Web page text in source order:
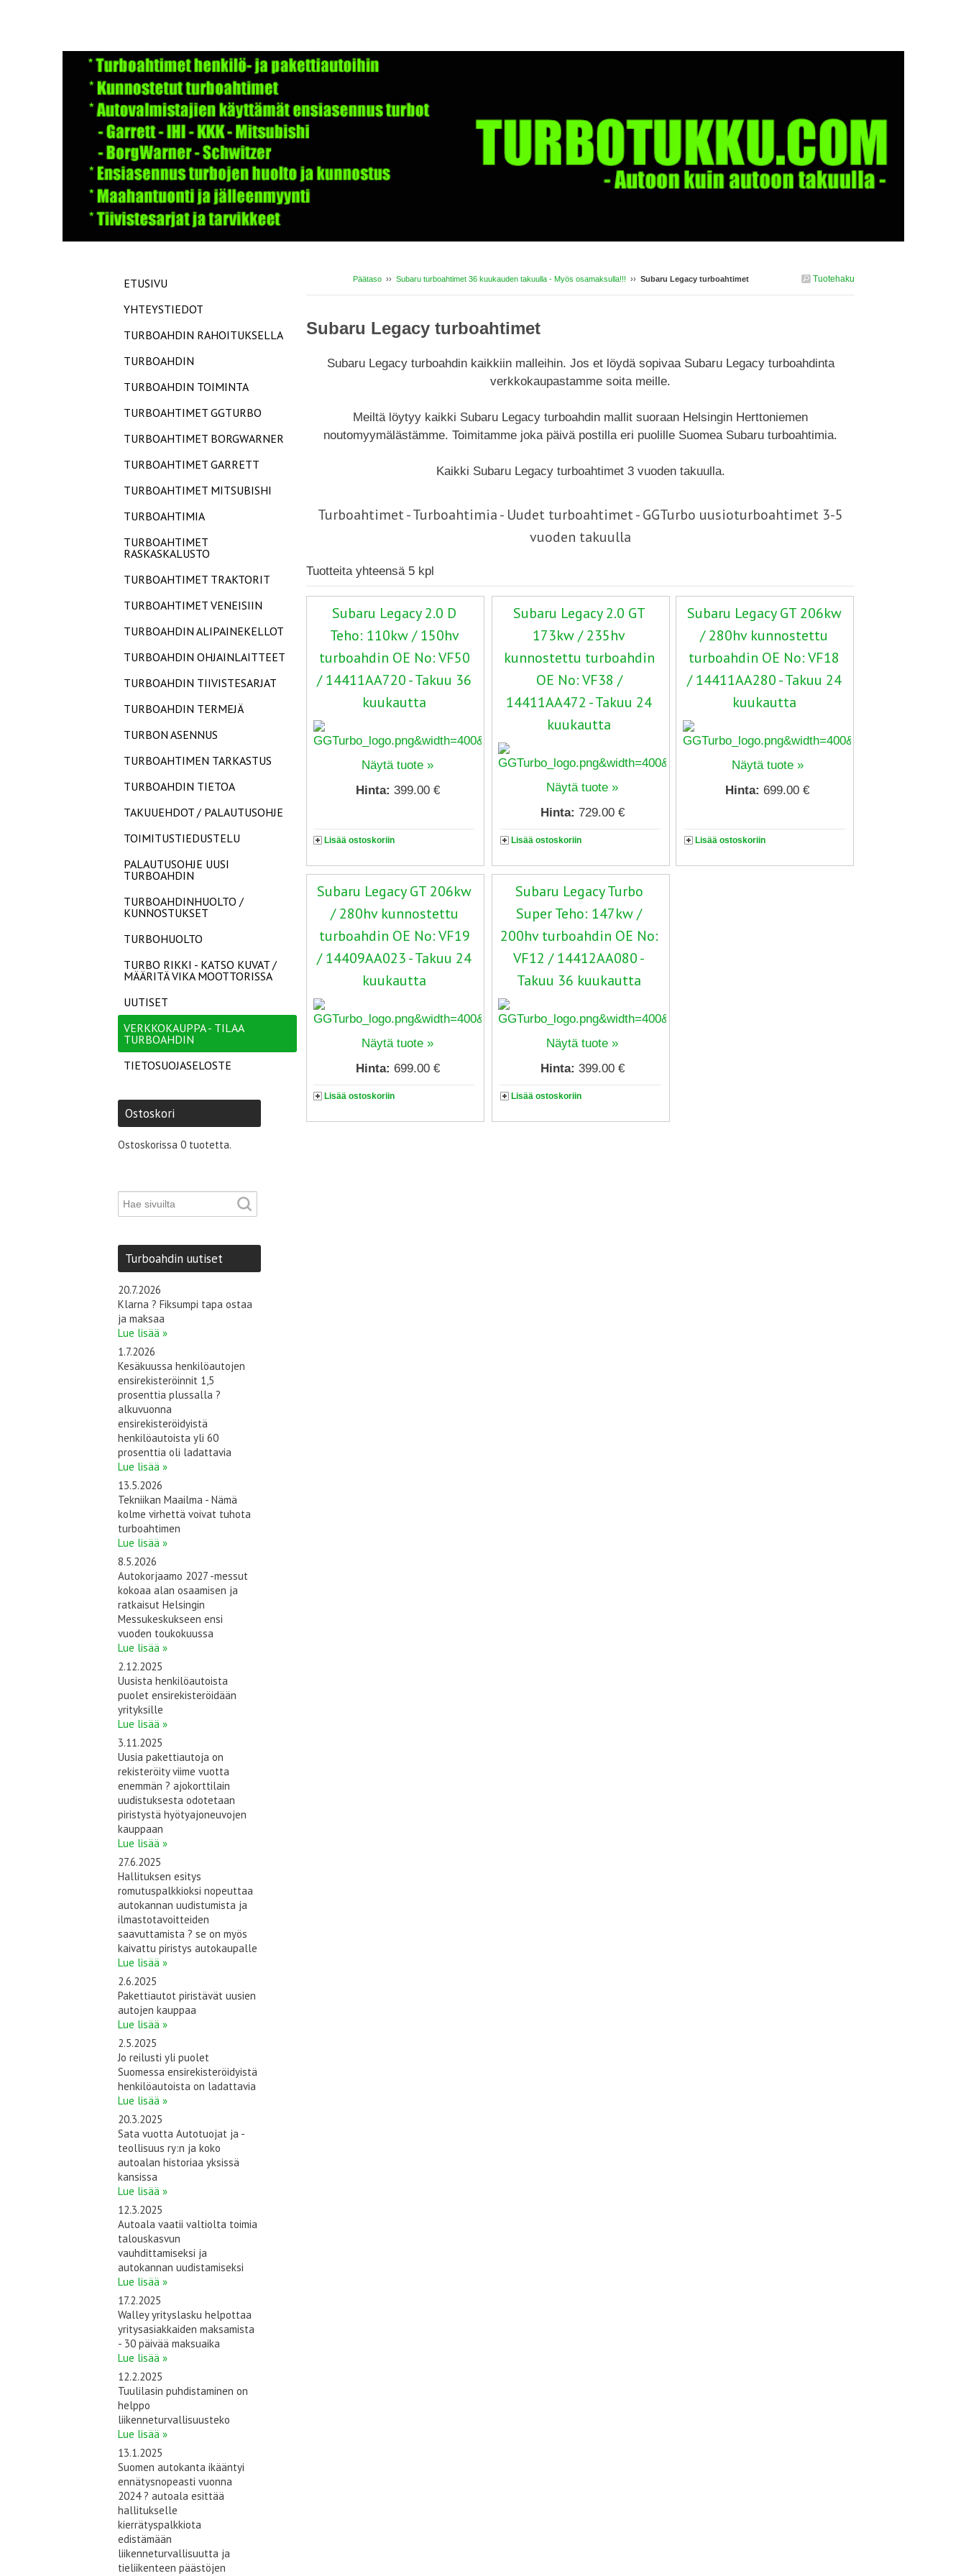
Tuotehaku
Päätaso ›› Subaru turboahtimet 36 kuukauden takuulla - Myös osamaksulla!!! ›› Subaru Legacy turboahtimet
Subaru Legacy turboahtimet
Subaru Legacy turboahdin kaikkiin malleihin. Jos et löydä sopivaa Subaru Legacy turboahdinta
verkkokaupastamme soita meille.
Meiltä löytyy kaikki Subaru Legacy turboahdin mallit suoraan Helsingin Herttoniemen
noutomyymälästämme. Toimitamme joka päivä postilla eri puolille Suomea Subaru turboahtimia.
Kaikki Subaru Legacy turboahtimet 3 vuoden takuulla.
Turboahtimet - Turboahtimia - Uudet turboahtimet - GGTurbo uusioturboahtimet 3-5
vuoden takuulla
Tuotteita yhteensä 5 kpl
Subaru Legacy 2.0 D
Teho: 110kw / 150hv
turboahdin OE No: VF50
/ 14411AA720 - Takuu 36
kuukautta
Näytä tuote »
Hinta: 399.00 €
Lisää ostoskoriin
Subaru Legacy 2.0 GT
173kw / 235hv
kunnostettu turboahdin
OE No: VF38 /
14411AA472 - Takuu 24
kuukautta
Näytä tuote »
Hinta: 729.00 €
Lisää ostoskoriin
Subaru Legacy GT 206kw
/ 280hv kunnostettu
turboahdin OE No: VF18
/ 14411AA280 - Takuu 24
kuukautta
Näytä tuote »
Hinta:699.00 €
Lisää ostoskoriin
Subaru Legacy GT 206kw
/ 280hv kunnostettu
turboahdin OE No: VF19
/ 14409AA023 - Takuu 24
kuukautta
Näytä tuote »
Hinta: 699.00 €
Lisää ostoskoriin
Subaru Legacy Turbo
Super Teho: 147kw /
200hv turboahdin OE No:
VF12 / 14412AA080 -
Takuu 36 kuukautta
Näytä tuote »
Hinta: 399.00 €
Lisää ostoskoriin
ETUSIVU
YHTEYSTIEDOT
TURBOAHDIN RAHOITUKSELLA
TURBOAHDIN
TURBOAHDIN TOIMINTA
TURBOAHTIMET GGTURBO
TURBOAHTIMET BORGWARNER
TURBOAHTIMET GARRETT
TURBOAHTIMET MITSUBISHI
TURBOAHTIMIA
TURBOAHTIMET
RASKASKALUSTO
TURBOAHTIMET TRAKTORIT
TURBOAHTIMET VENEISIIN
TURBOAHDIN ALIPAINEKELLOT
TURBOAHDIN OHJAINLAITTEET
TURBOAHDIN TIIVISTESARJAT
TURBOAHDIN TERMEJÄ
TURBON ASENNUS
TURBOAHTIMEN TARKASTUS
TURBOAHDIN TIETOA
TAKUUEHDOT / PALAUTUSOHJE
TOIMITUSTIEDUSTELU
PALAUTUSOHJE UUSI
TURBOAHDIN
TURBOAHDINHUOLTO /
KUNNOSTUKSET
TURBOHUOLTO
TURBO RIKKI - KATSO KUVAT /
MÄÄRITÄ VIKA MOOTTORISSA
UUTISET
VERKKOKAUPPA - TILAA
TURBOAHDIN
TIETOSUOJASELOSTE
Ostoskori
Ostoskorissa 0 tuotetta.
Turboahdin uutiset
20.7.2026
Klarna ? Fiksumpi tapa ostaa
ja maksaa
Lue lisää »
1.7.2026
Kesäkuussa henkilöautojen
ensirekisteröinnit 1,5
prosenttia plussalla ?
alkuvuonna
ensirekisteröidyistä
henkilöautoista yli 60
prosenttia oli ladattavia
Lue lisää »
13.5.2026
Tekniikan Maailma - Nämä
kolme virhettä voivat tuhota
turboahtimen
Lue lisää »
8.5.2026
Autokorjaamo 2027 -messut
kokoaa alan osaamisen ja
ratkaisut Helsingin
Messukeskukseen ensi
vuoden toukokuussa
Lue lisää »
2.12.2025
Uusista henkilöautoista
puolet ensirekisteröidään
yrityksille
Lue lisää »
3.11.2025
Uusia pakettiautoja on
rekisteröity viime vuotta
enemmän ? ajokorttilain
uudistuksesta odotetaan
piristystä hyötyajoneuvojen
kauppaan
Lue lisää »
27.6.2025
Hallituksen esitys
romutuspalkkioksi nopeuttaa
autokannan uudistumista ja
ilmastotavoitteiden
saavuttamista ? se on myös
kaivattu piristys autokaupalle
Lue lisää »
2.6.2025
Pakettiautot piristävät uusien
autojen kauppaa
Lue lisää »
2.5.2025
Jo reilusti yli puolet
Suomessa ensirekisteröidyistä
henkilöautoista on ladattavia
Lue lisää »
20.3.2025
Sata vuotta Autotuojat ja -
teollisuus ry:n ja koko
autoalan historiaa yksissä
kansissa
Lue lisää »
12.3.2025
Autoala vaatii valtiolta toimia
talouskasvun
vauhdittamiseksi ja
autokannan uudistamiseksi
Lue lisää »
17.2.2025
Walley yrityslasku helpottaa
yritysasiakkaiden maksamista
- 30 päivää maksuaika
Lue lisää »
12.2.2025
Tuulilasin puhdistaminen on
helppo
liikenneturvallisuusteko
Lue lisää »
13.1.2025
Suomen autokanta ikääntyi
ennätysnopeasti vuonna
2024 ? autoala esittää
hallitukselle
kierrätyspalkkiota
edistämään
liikenneturvallisuutta ja
tieliikenteen päästöjen